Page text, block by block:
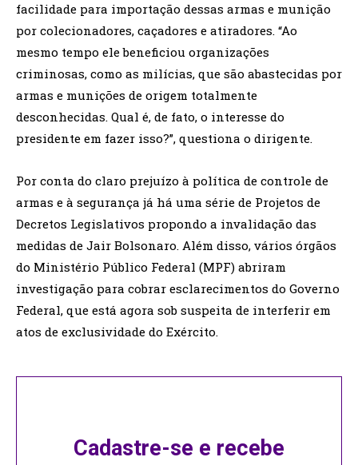
facilidade para importação dessas armas e munição
por colecionadores, caçadores e atiradores. “Ao
mesmo tempo ele beneficiou organizações
criminosas, como as milícias, que são abastecidas por
armas e munições de origem totalmente
desconhecidas. Qual é, de fato, o interesse do
presidente em fazer isso?”, questiona o dirigente.
Por conta do claro prejuízo à política de controle de
armas e à segurança já há uma série de Projetos de
Decretos Legislativos propondo a invalidação das
medidas de Jair Bolsonaro. Além disso, vários órgãos
do Ministério Público Federal (MPF) abriram
investigação para cobrar esclarecimentos do Governo
Federal, que está agora sob suspeita de interferir em
atos de exclusividade do Exército.
Cadastre-se e recebe